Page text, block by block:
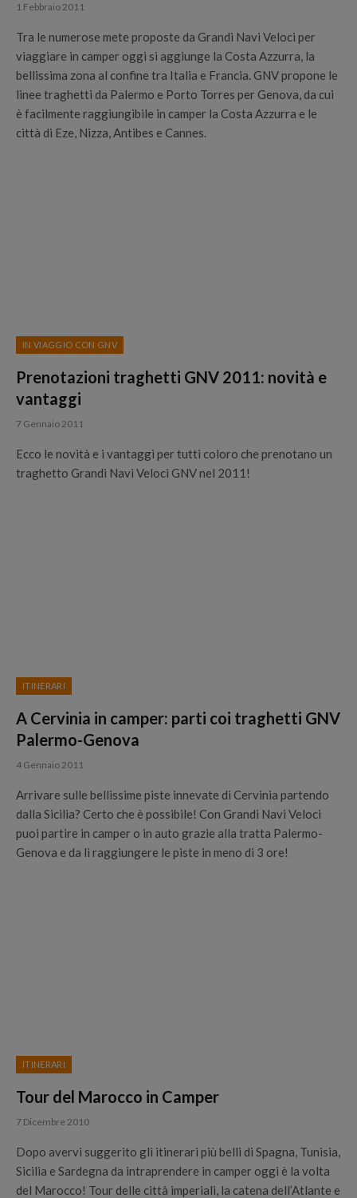
1 Febbraio 2011
Tra le numerose mete proposte da Grandi Navi Veloci per
viaggiare in camper oggi si aggiunge la Costa Azzurra, la
bellissima zona al confine tra Italia e Francia. GNV propone le
linee traghetti da Palermo e Porto Torres per Genova, da cui
è facilmente raggiungibile in camper la Costa Azzurra e le
città di Eze, Nizza, Antibes e Cannes.
IN VIAGGIO CON GNV
Prenotazioni traghetti GNV 2011: novità e
vantaggi
7 Gennaio 2011
Ecco le novità e i vantaggi per tutti coloro che prenotano un
traghetto Grandi Navi Veloci GNV nel 2011!
ITINERARI
A Cervinia in camper: parti coi traghetti GNV
Palermo-Genova
4 Gennaio 2011
Arrivare sulle bellissime piste innevate di Cervinia partendo
dalla Sicilia? Certo che è possibile! Con Grandi Navi Veloci
puoi partire in camper o in auto grazie alla tratta Palermo-
Genova e da lì raggiungere le piste in meno di 3 ore!
ITINERARI
Tour del Marocco in Camper
7 Dicembre 2010
Dopo avervi suggerito gli itinerari più belli di Spagna, Tunisia,
Sicilia e Sardegna da intraprendere in camper oggi è la volta
del Marocco! Tour delle città imperiali, la catena dell’Atlante e